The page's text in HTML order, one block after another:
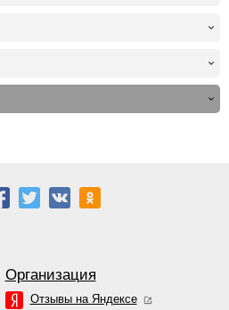
Организация
Отзывы на Яндексе